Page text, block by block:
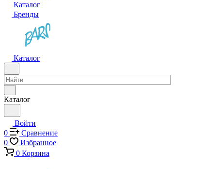
Каталог
Бренды
Каталог
Каталог
Войти
0
Сравнение
0
Избранное
0 Корзина